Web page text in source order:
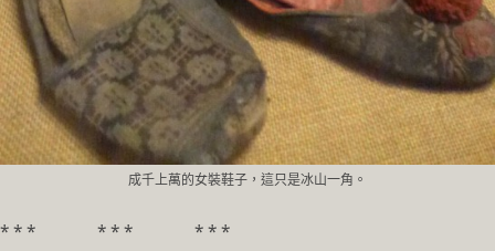
成千上萬的女裝鞋子，這只是冰山一角。
* * * * * * * * *